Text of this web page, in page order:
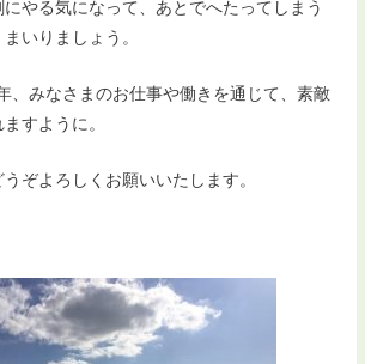
やる気になって、あとでへたってしまう
いりましょう。
、みなさまのお仕事や働きを通じて、素敵
すように。
ぞよろしくお願いいたします。